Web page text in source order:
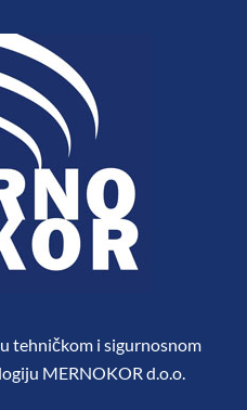
tehničkom i sigurnosnom
MERNOKOR d.o.o.